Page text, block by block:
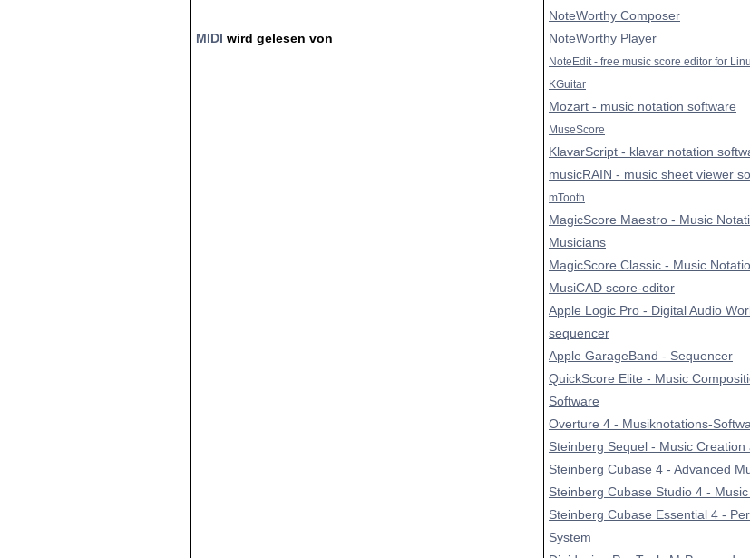
MIDI wird gelesen von
NoteWorthy Composer
NoteWorthy Player
NoteEdit - free music score editor for
KGuitar
Mozart - music notation software
MuseScore
KlavarScript - klavar notation
musicRAIN - music sheet viewer
mTooth
MagicScore Maestro - Music
Musicians
MagicScore Classic - Music
MusiCAD score-editor
Apple Logic Pro - Digital Audio
sequencer
Apple GarageBand - Sequencer
QuickScore Elite - Music
Software
Overture 4 - Musiknotations-
Steinberg Sequel - Music
Steinberg Cubase 4 - Advanced
Steinberg Cubase Studio 4 -
Steinberg Cubase Essential 4 -
System